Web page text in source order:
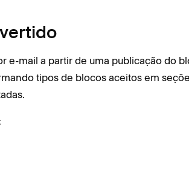
e-mail a partir de uma publicação do
tipos de blocos aceitos em